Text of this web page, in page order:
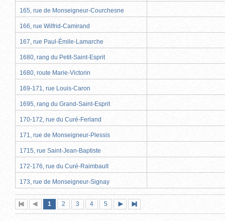
165, rue de Monseigneur-Courchesne
166, rue Wilfrid-Camirand
167, rue Paul-Émile-Lamarche
1680, rang du Petit-Saint-Esprit
1680, route Marie-Victorin
169-171, rue Louis-Caron
1695, rang du Grand-Saint-Esprit
170-172, rue du Curé-Ferland
171, rue de Monseigneur-Plessis
1715, rue Saint-Jean-Baptiste
172-176, rue du Curé-Raimbault
173, rue de Monseigneur-Signay
Première
page
Page
précédente
Page
1 (page
actuelle)
Page
2 Page
3 Page
4 Page
5
suivante
page